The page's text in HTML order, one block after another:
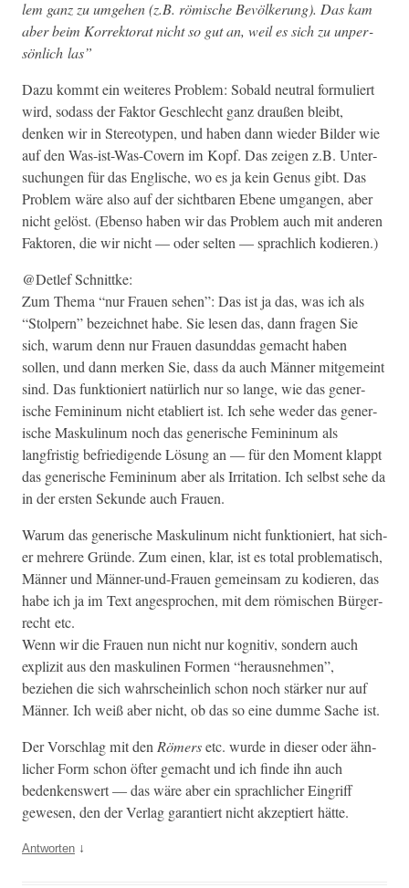
lem ganz zu umge­hen (z.B. römis­che Bevölkerung). Das kam
aber beim Kor­rek­torat nicht so gut an, weil es sich zu unper­
sön­lich las”
Dazu kommt ein weit­eres Prob­lem: Sobald neu­tral for­muliert
wird, sodass der Fak­tor Geschlecht ganz draußen bleibt,
denken wir in Stereo­typen, und haben dann wieder Bilder wie
auf den Was-ist-Was-Cov­ern im Kopf. Das zeigen z.B. Unter­
suchun­gen für das Englis­che, wo es ja kein Genus gibt. Das
Prob­lem wäre also auf der sicht­baren Ebene umgan­gen, aber
nicht gelöst. (Eben­so haben wir das Prob­lem auch mit anderen
Fak­toren, die wir nicht — oder sel­ten — sprach­lich kodieren.)
@Detlef Schnit­tke:
Zum The­ma “nur Frauen sehen”: Das ist ja das, was ich als
“Stolpern” beze­ich­net habe. Sie lesen das, dann fra­gen Sie
sich, warum denn nur Frauen dasund­das gemacht haben
sollen, und dann merken Sie, dass da auch Män­ner mit­ge­meint
sind. Das funk­tion­iert natür­lich nur so lange, wie das gener­
ische Fem­i­ninum nicht etabliert ist. Ich sehe wed­er das gener­
ische Maskulinum noch das gener­ische Fem­i­ninum als
langfristig befriedi­gende Lösung an — für den Moment klappt
das gener­ische Fem­i­ninum aber als Irri­ta­tion. Ich selb­st sehe da
in der ersten Sekunde auch Frauen.
Warum das gener­ische Maskulinum nicht funk­tion­iert, hat sich­
er mehrere Gründe. Zum einen, klar, ist es total prob­lema­tisch,
Män­ner und Män­ner-und-Frauen gemein­sam zu kodieren, das
habe ich ja im Text ange­sprochen, mit dem römis­chen Bürg­er­
recht etc.
Wenn wir die Frauen nun nicht nur kog­ni­tiv, son­dern auch
expliz­it aus den masku­li­nen For­men “her­aus­nehmen”,
beziehen die sich wahrschein­lich schon noch stärk­er nur auf
Män­ner. Ich weiß aber nicht, ob das so eine dumme Sache ist.
Der Vorschlag mit den Römersetc. wurde in dieser oder ähn­
lich­er Form schon öfter gemacht und ich finde ihn auch
bedenkenswert — das wäre aber ein sprach­lich­er Ein­griff
gewe­sen, den der Ver­lag garantiert nicht akzep­tiert hätte.
Antworten ↓